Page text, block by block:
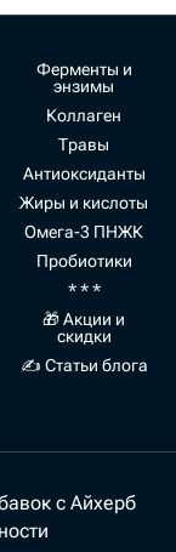
Ферменты и
энзимы
Коллаген
Травы
Антиоксиданты
Жиры и кислоты
Омега-3 ПНЖК
Пробиотики
* * *
🎁 Акции и
скидки
✍ Статьи блога
с Айхерб